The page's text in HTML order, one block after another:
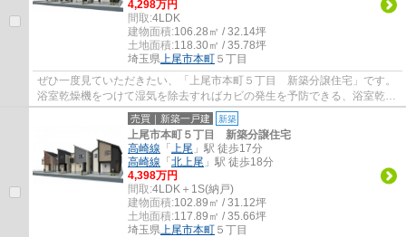
4,298万円
間取:4LDK
建物面積:106.28㎡ / 32.14坪
土地面積:118.30㎡ / 35.78坪
埼玉県上尾市本町 ５丁目
ぜひ一度見ていただきたい、「上尾市本町５丁目 新築分譲住宅」です。
浴室乾燥機をつけて湿気を除去すればカビの発生を予防できる、浴室乾燥
機付きの物件です。来訪者の顔が見えるTV...
売買｜新築一戸建 新築
上尾市本町５丁目 新築分譲住宅
高崎線 「 上尾 」駅 徒歩17分
高崎線 「 北上尾 」駅 徒歩18分
4,398万円
間取:4LDK＋1S(納戸)
建物面積:102.89㎡ / 31.12坪
土地面積:117.89㎡ / 35.66坪
埼玉県上尾市本町 ５丁目